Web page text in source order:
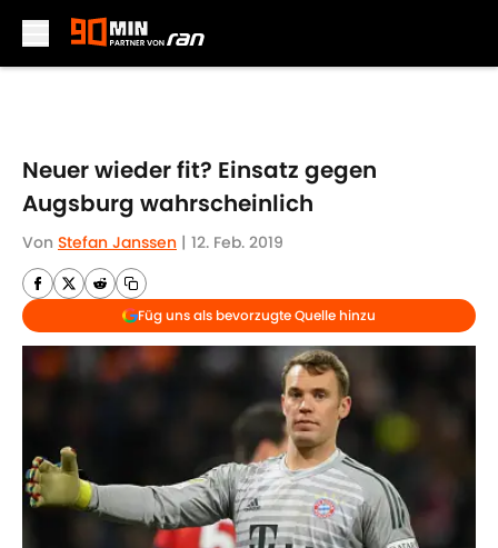
Neuer wieder fit? Einsatz gegen
Augsburg wahrscheinlich
Von Stefan Janssen | 12. Feb. 2019
Füg uns als bevorzugte Quelle hinzu